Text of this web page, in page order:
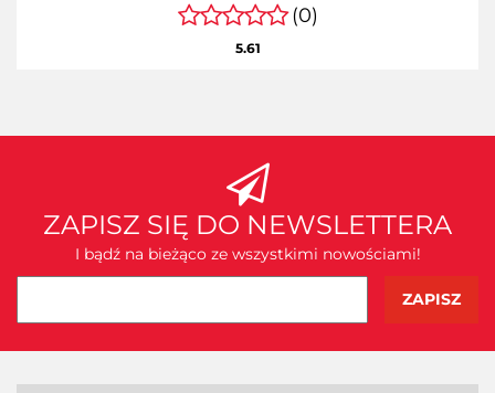
(0)
5.61
ZAPISZ SIĘ DO NEWSLETTERA
I bądź na bieżąco ze wszystkimi nowościami!